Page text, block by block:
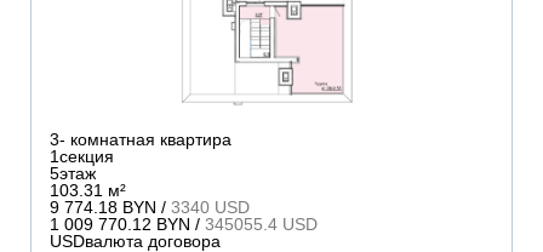
3- комнатная квартира
1секция
5этаж
103.31 м²
9 774.18 BYN / 3340 USD
1 009 770.12 BYN / 345055.4 USD
USDвалюта договора